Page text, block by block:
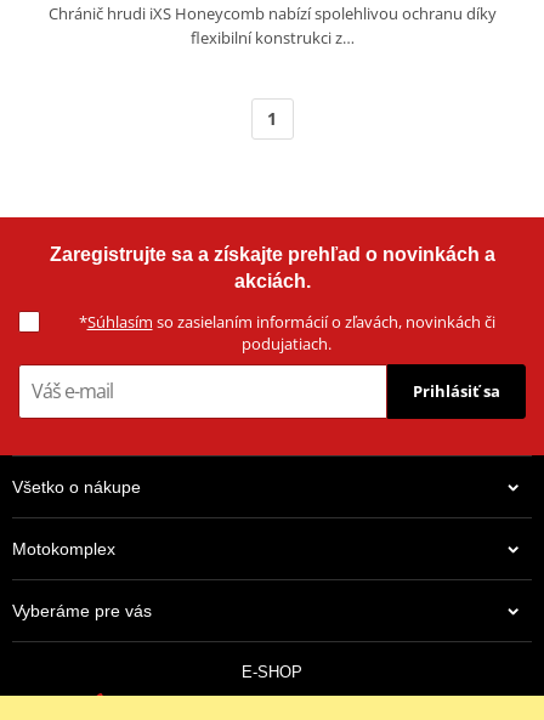
Chránič hrudi iXS Honeycomb nabízí spolehlivou ochranu díky
flexibilní konstrukci z…
1
Zaregistrujte sa a získajte prehľad o novinkách a
akciách.
*Súhlasím so zasielaním informácií o zľavách, novinkách či
podujatiach.
Prihlásiť sa
Všetko o nákupe
Motokomplex
Vyberáme pre vás
E-SHOP